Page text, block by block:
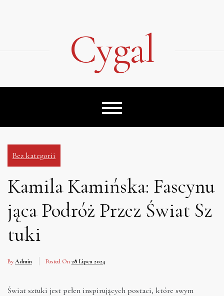
Cygal
Bez kategorii
Kamila Kamińska: Fascynu
jąca Podróż Przez Świat Sz
tuki
By Admin Posted On 28 Lipca 2024
Świat sztuki jest pełen inspirujących postaci, które swym